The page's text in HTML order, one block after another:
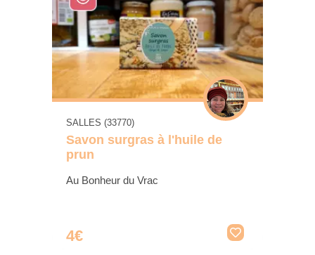
SALLES (33770)
Savon surgras à l'huile de
prun
Au Bonheur du Vrac
4€